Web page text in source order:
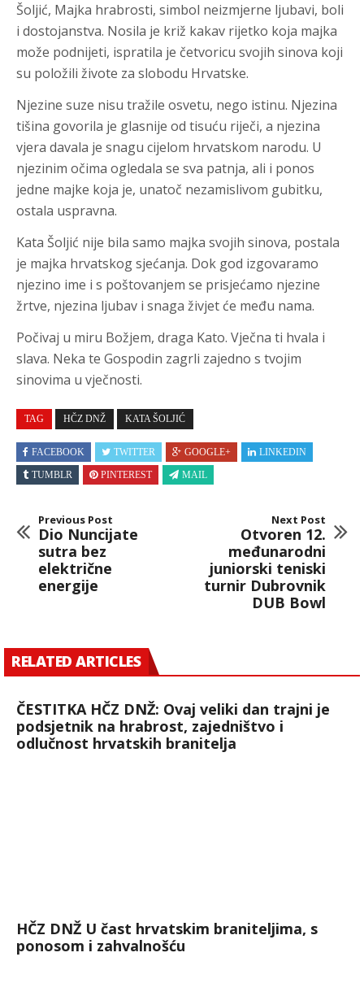
Šoljić, Majka hrabrosti, simbol neizmjerne ljubavi, boli
i dostojanstva. Nosila je križ kakav rijetko koja majka
može podnijeti, ispratila je četvoricu svojih sinova koji
su položili živote za slobodu Hrvatske.
Njezine suze nisu tražile osvetu, nego istinu. Njezina
tišina govorila je glasnije od tisuću riječi, a njezina
vjera davala je snagu cijelom hrvatskom narodu. U
njezinim očima ogledala se sva patnja, ali i ponos
jedne majke koja je, unatoč nezamislivom gubitku,
ostala uspravna.
Kata Šoljić nije bila samo majka svojih sinova, postala
je majka hrvatskog sjećanja. Dok god izgovaramo
njezino ime i s poštovanjem se prisjećamo njezine
žrtve, njezina ljubav i snaga živjet će među nama.
Počivaj u miru Božjem, draga Kato. Vječna ti hvala i
slava. Neka te Gospodin zagrli zajedno s tvojim
sinovima u vječnosti.
TAG HČZ DNŽ KATA ŠOLJIĆ
FACEBOOK TWITTER GOOGLE+
LINKEDIN
TUMBLR
PINTEREST MAIL
Previous Post
Dio Nuncijate
sutra bez
električne
energije
Next Post
Otvoren 12.
međunarodni
juniorski teniski
turnir Dubrovnik
DUB Bowl
RELATED ARTICLES
ČESTITKA HČZ DNŽ: Ovaj veliki dan trajni je
podsjetnik na hrabrost, zajedništvo i
odlučnost hrvatskih branitelja
HČZ DNŽ U čast hrvatskim braniteljima, s
ponosom i zahvalnošću